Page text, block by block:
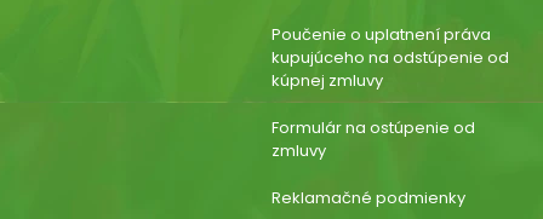
Poučenie o uplatnení práva
kupujúceho na odstúpenie od
kúpnej zmluvy
Formulár na ostúpenie od
zmluvy
Reklamačné podmienky